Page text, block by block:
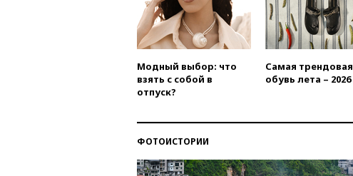
Модный выбор: что
взять с собой в
отпуск?
Самая трендовая
обувь лета – 2026
ФОТОИСТОРИИ